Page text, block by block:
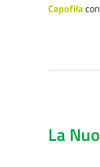
Capofila
La